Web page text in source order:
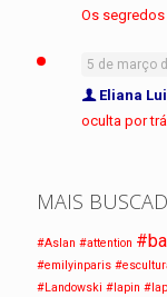
Os
5 de março
Eliana
oculta por
MAIS
#Aslan #attention
#emilyinparis
#Landowski #lapin